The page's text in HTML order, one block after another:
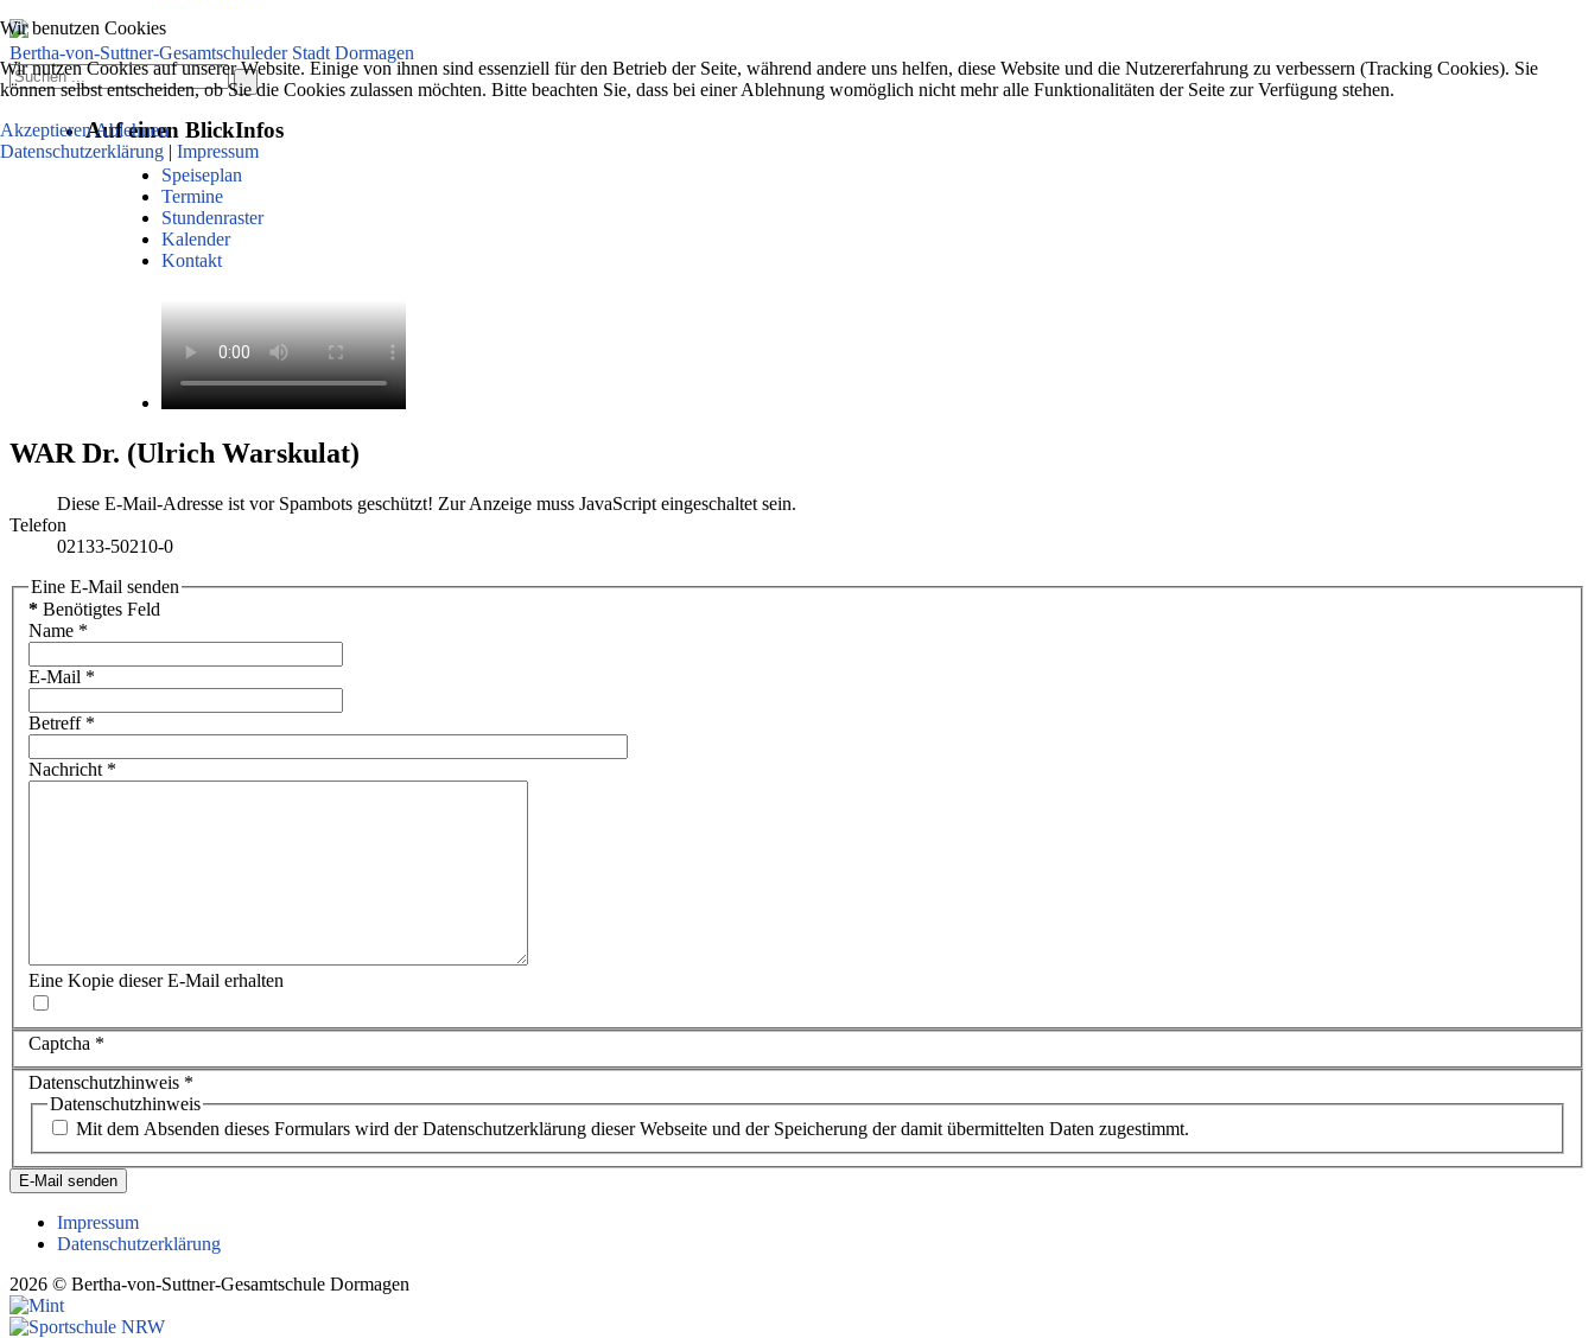
Bertha-von-Suttner-Gesamtschuleder Stadt Dormagen
Auf einen BlickInfos
Speiseplan
Termine
Stundenraster
Kalender
Kontakt
WAR Dr. (Ulrich Warskulat)
Diese E-Mail-Adresse ist vor Spambots geschützt! Zur Anzeige muss JavaScript eingeschaltet sein.
Telefon
02133-50210-0
Eine E-Mail senden
* Benötigtes Feld
Name *
E-Mail *
Betreff*
Nachricht *
Eine Kopie dieser E-Mail erhalten
Captcha *
Datenschutzhinweis *
Datenschutzhinweis
Mit dem Absenden dieses Formulars wird der Datenschutzerklärung dieser Webseite und der Speicherung der damit übermittelten Daten zugestimmt.
E-Mail senden
Impressum
Datenschutzerklärung
2026 © Bertha-von-Suttner-Gesamtschule Dormagen
Wir benutzen Cookies
Wir nutzen Cookies auf unserer Website. Einige von ihnen sind essenziell für den Betrieb der Seite, während andere uns helfen, diese Website und die Nutzererfahrung zu verbessern (Tracking Cookies). Sie
können selbst entscheiden, ob Sie die Cookies zulassen möchten. Bitte beachten Sie, dass bei einer Ablehnung womöglich nicht mehr alle Funktionalitäten der Seite zur Verfügung stehen.
AkzeptierenAblehnen
Datenschutzerklärung | Impressum